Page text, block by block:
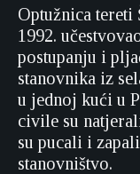
Optužnica tereti
1992.
postupanju i
stanovnika iz
u jednoj kući u
civile su
su pucali i
stanovništvo.